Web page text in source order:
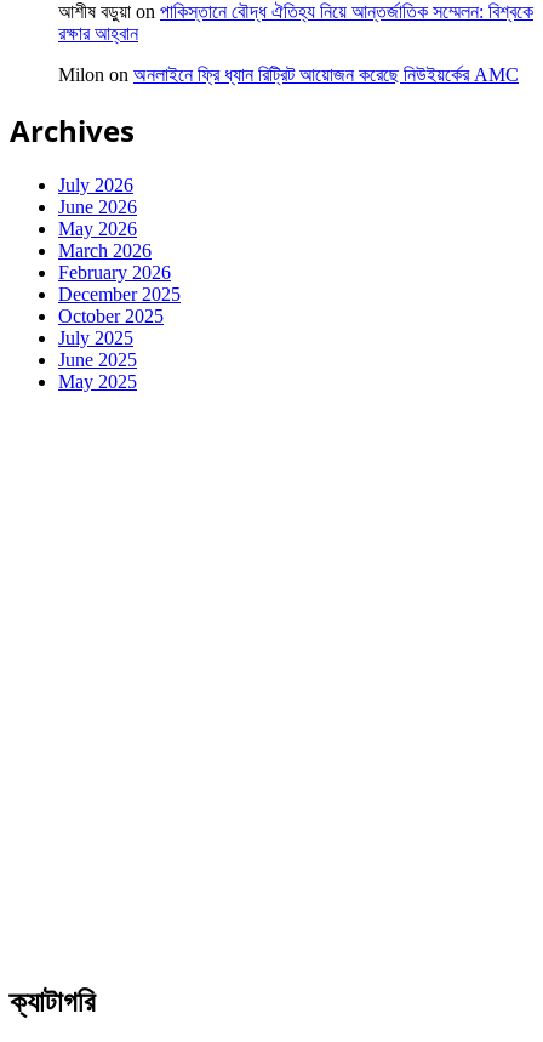
আশীষ বড়ুয়া on পাকিস্তানে বৌদ্ধ ঐতিহ্য নিয়ে আন্তর্জাতিক সম্মেলন: বিশ্বকে
রক্ষার আহ্বান
Milon on অনলাইনে ফ্রি ধ্যান রিট্রিট আয়োজন করেছে নিউইয়র্কের AMC
Archives
July 2026
June 2026
May 2026
March 2026
February 2026
December 2025
October 2025
July 2025
June 2025
May 2025
ক্যাটাগরি